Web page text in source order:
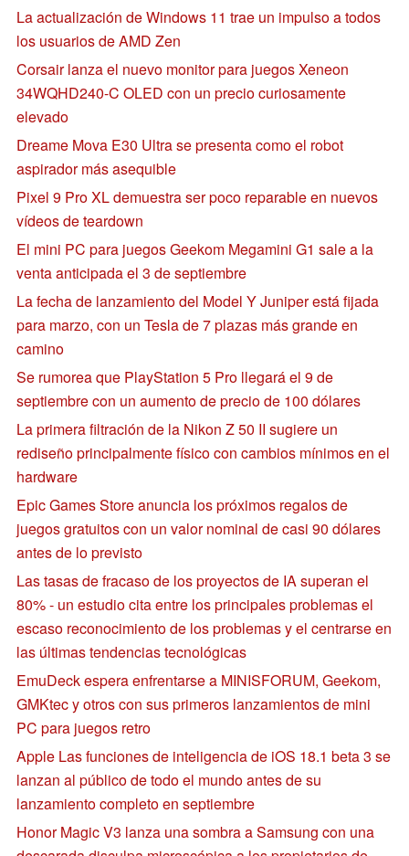
La actualización de Windows 11 trae un impulso a todos
los usuarios de AMD Zen
Corsair lanza el nuevo monitor para juegos Xeneon
34WQHD240-C OLED con un precio curiosamente
elevado
Dreame Mova E30 Ultra se presenta como el robot
aspirador más asequible
Pixel 9 Pro XL demuestra ser poco reparable en nuevos
vídeos de teardown
El mini PC para juegos Geekom Megamini G1 sale a la
venta anticipada el 3 de septiembre
La fecha de lanzamiento del Model Y Juniper está fijada
para marzo, con un Tesla de 7 plazas más grande en
camino
Se rumorea que PlayStation 5 Pro llegará el 9 de
septiembre con un aumento de precio de 100 dólares
La primera filtración de la Nikon Z 50 II sugiere un
rediseño principalmente físico con cambios mínimos en el
hardware
Epic Games Store anuncia los próximos regalos de
juegos gratuitos con un valor nominal de casi 90 dólares
antes de lo previsto
Las tasas de fracaso de los proyectos de IA superan el
80% - un estudio cita entre los principales problemas el
escaso reconocimiento de los problemas y el centrarse en
las últimas tendencias tecnológicas
EmuDeck espera enfrentarse a MINISFORUM, Geekom,
GMKtec y otros con sus primeros lanzamientos de mini
PC para juegos retro
Apple Las funciones de inteligencia de iOS 18.1 beta 3 se
lanzan al público de todo el mundo antes de su
lanzamiento completo en septiembre
Honor Magic V3 lanza una sombra a Samsung con una